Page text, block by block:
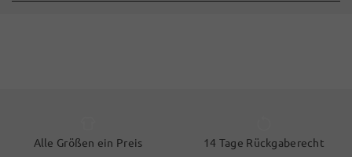
Alle Größen ein Preis 14 Tage Rückgaberecht